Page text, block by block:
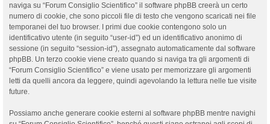
naviga su “Forum Consiglio Scientifico” il software phpBB creerà un certo
numero di cookie, che sono piccoli file di testo che vengono scaricati nei file
temporanei del tuo browser. I primi due cookie contengono solo un
identificativo utente (in seguito “user-id”) ed un identificativo anonimo di
sessione (in seguito “session-id”), assegnato automaticamente dal software
phpBB. Un terzo cookie viene creato quando si naviga tra gli argomenti di
“Forum Consiglio Scientifico” e viene usato per memorizzare gli argomenti
letti da quelli ancora da leggere, quindi agevolando la lettura nelle tue visite
future.
Possiamo anche generare cookie esterni al software phpBB mentre navighi